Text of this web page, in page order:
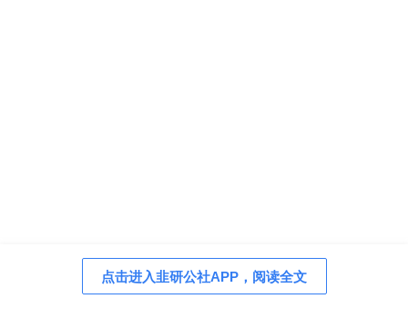
点击进入韭研公社APP，阅读全文